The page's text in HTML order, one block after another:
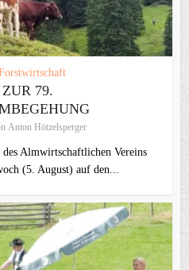
79.
Anton Hötzelsperger
Almwirtschaftlichen Vereins
(5. August) auf den...